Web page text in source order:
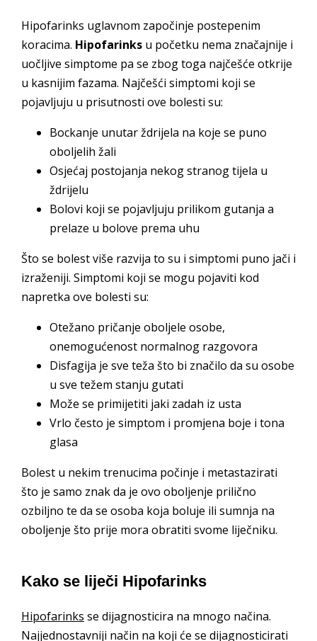
Hipofarinks uglavnom započinje postepenim
koracima. Hipofarinks u početku nema značajnije i
uočljive simptome pa se zbog toga najčešće otkrije
u kasnijim fazama. Najčešći simptomi koji se
pojavljuju u prisutnosti ove bolesti su:
Bockanje unutar ždrijela na koje se puno
oboljelih žali
Osjećaj postojanja nekog stranog tijela u
ždrijelu
Bolovi koji se pojavljuju prilikom gutanja a
prelaze u bolove prema uhu
Što se bolest više razvija to su i simptomi puno jači i
izraženiji. Simptomi koji se mogu pojaviti kod
napretka ove bolesti su:
Otežano pričanje oboljele osobe,
onemogućenost normalnog razgovora
Disfagija je sve teža što bi značilo da su osobe
u sve težem stanju gutati
Može se primijetiti jaki zadah iz usta
Vrlo često je simptom i promjena boje i tona
glasa
Bolest u nekim trenucima počinje i metastazirati
što je samo znak da je ovo oboljenje prilično
ozbiljno te da se osoba koja boluje ili sumnja na
oboljenje što prije mora obratiti svome liječniku.
Kako se liječi Hipofarinks
Hipofarinks se dijagnosticira na mnogo načina.
Najjednostavniji način na koji će se dijagnosticirati